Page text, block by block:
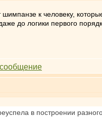
к человеку,
логики первого
в построении